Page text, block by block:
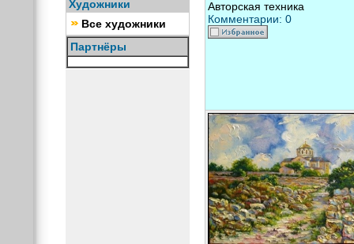
Художники
Все художники
Партнёры
Авторская техника
Комментарии: 0